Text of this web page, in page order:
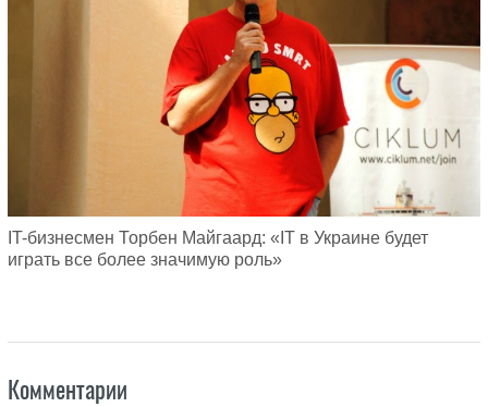
IT-бизнесмен Торбен Майгаард: «IT в Украине будет
играть все более значимую роль»
Комментарии